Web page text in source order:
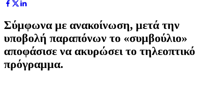
Σύμφωνα με ανακοίνωση, μετά την
υποβολή παραπόνων το «συμβούλιο»
αποφάσισε να ακυρώσει το τηλεοπτικό
πρόγραμμα.